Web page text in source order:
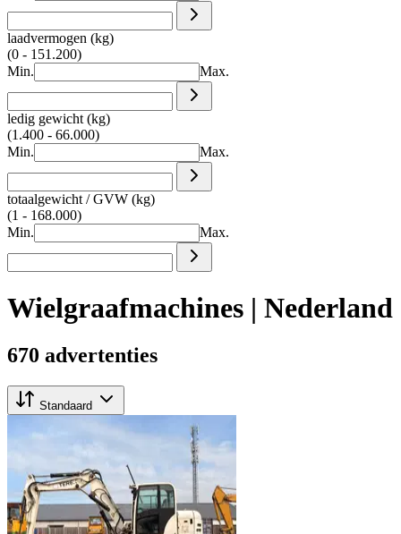
laadvermogen (kg)
(0 - 151.200)
Min.
Max.
ledig gewicht (kg)
(1.400 - 66.000)
Min.
Max.
totaalgewicht / GVW (kg)
(1 - 168.000)
Min.
Max.
Wielgraafmachines | Nederland
670 advertenties
Standaard